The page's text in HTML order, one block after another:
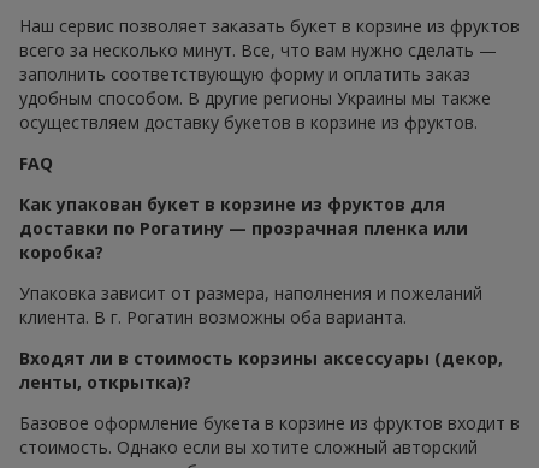
Наш сервис позволяет заказать букет в корзине из фруктов
всего за несколько минут. Все, что вам нужно сделать —
заполнить соответствующую форму и оплатить заказ
удобным способом. В другие регионы Украины мы также
осуществляем доставку букетов в корзине из фруктов.
FAQ
Как упакован букет в корзине из фруктов для
доставки по Рогатину — прозрачная пленка или
коробка?
Упаковка зависит от размера, наполнения и пожеланий
клиента. В г. Рогатин возможны оба варианта.
Входят ли в стоимость корзины аксессуары (декор,
ленты, открытка)?
Базовое оформление букета в корзине из фруктов входит в
стоимость. Однако если вы хотите сложный авторский